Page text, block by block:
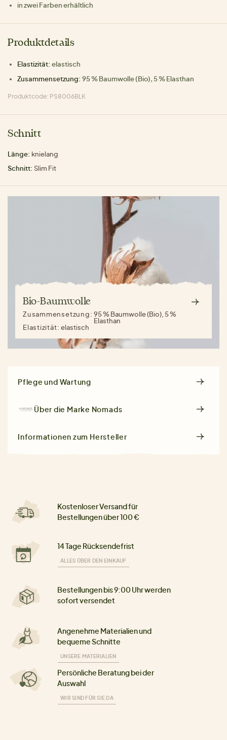
in zwei Farben erhältlich
Produktdetails
Elastizität: elastisch
Zusammensetzung: 95 % Baumwolle (Bio), 5 % Elasthan
Produktcode: PS8006BLK
Schnitt
Länge: knielang
Schnitt: Slim Fit
Bio-Baumwolle
Zusammensetzung:95 % Baumwolle (Bio), 5 %
Elasthan
Elastizität:elastisch
Pflege und Wartung
Über die Marke Nomads
Informationen zum Hersteller
Kostenloser Versand für
Bestellungen über 100 €
14 Tage Rücksendefrist
ALLES ÜBER DEN EINKAUF
Bestellungen bis 9:00 Uhr werden
sofort versendet
Angenehme Materialien und
bequeme Schnitte
UNSERE MATERIALIEN
Persönliche Beratung bei der
Auswahl
WIR SIND FÜR SIE DA